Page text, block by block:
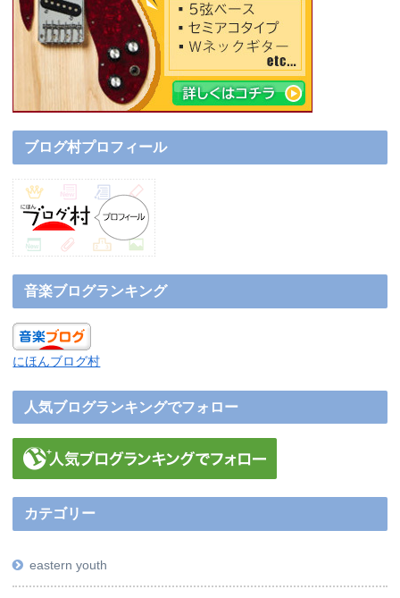
ブログ村プロフィール
音楽ブログランキング
にほんブログ村
人気ブログランキングでフォロー
カテゴリー
eastern youth